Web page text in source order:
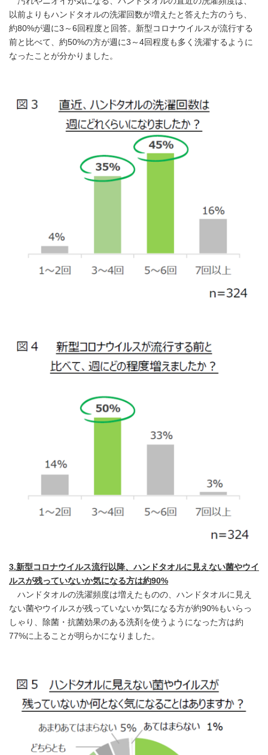
以前よりもハンドタオルの洗濯回数が増えたと答えた方のうち、
約80%が週に3～6回程度と回答。新型コロナウイルスが流行する
前と比べて、約50%の方が週に3～4回程度も多く洗濯するように
なったことが分かりました。
3.新型コロナウイルス流行以降、ハンドタオルに見えない菌やウイ
ルスが残っていないか気になる方は約90%
ハンドタオルの洗濯頻度は増えたものの、ハンドタオルに見え
ない菌やウイルスが残っていないか気になる方が約90%もいらっ
しゃり、除菌・抗菌効果のある洗剤を使うようになった方は約
77%に上ることが明らかになりました。